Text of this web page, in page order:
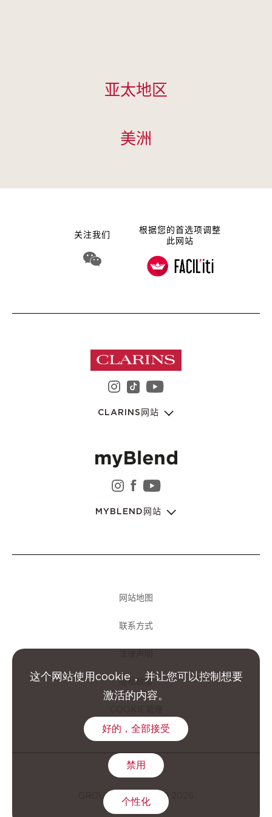
亚太地区
美洲
关注我们
WeChat 娇韵诗集团
根据您的首选项调整
此网站
instagram 娇韵诗集团
youtube 娇韵诗集
CLARINS网站
instagram 娇韵诗集团
facebook 娇韵诗集团
youtube 娇韵诗集
MYBLEND网站
GROUPE CLARINS © 2026
网站地图
联系方式
隐私政策
这个网站使用cookie， 并让您可以控制想要
激活的内容。
好的，全部接受
禁用
个性化